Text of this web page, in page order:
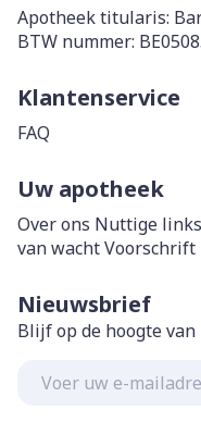
Apotheek titularis:
BTW nummer:
Klantenservice
FAQ
Uw apotheek
Over ons Nuttige links
van wachtVoorschrift
Nieuwsbrief
Blijf op de hoogte